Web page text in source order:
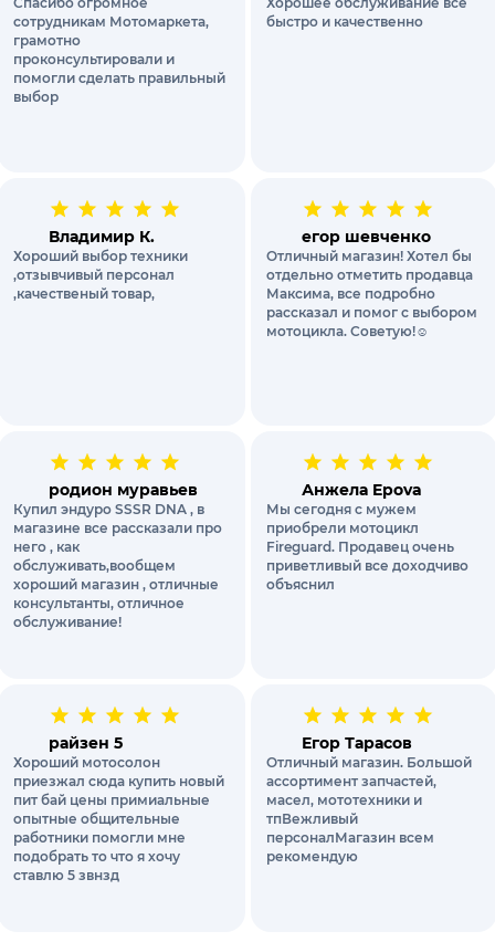
сотрудникам Мотомаркета,
грамотно
проконсультировали и
помогли сделать правильный
выбор
быстро и качественно
Владимир К.
Хороший выбор техники
,отзывчивый персонал
,качественый товар,
егор шевченко
Отличный магазин! Хотел бы
отдельно отметить продавца
Максима, все подробно
рассказал и помог с выбором
мотоцикла. Советую!☺️
родион муравьев
Купил эндуро SSSR DNA , в
магазине все рассказали про
него , как
обслуживать,вообщем
хороший магазин , отличные
консультанты, отличное
обслуживание!
Анжела Epova
Мы сегодня с мужем
приобрели мотоцикл
Fireguard. Продавец очень
приветливый все доходчиво
объяснил
райзен 5
Хороший мотосолон
приезжал сюда купить новый
пит бай цены примиальные
опытные общительные
работники помогли мне
подобрать то что я хочу
ставлю 5 звнзд
Егор Тарасов
Отличный магазин. Большой
ассортимент запчастей,
масел, мототехники и
тпВежливый
персоналМагазин всем
рекомендую